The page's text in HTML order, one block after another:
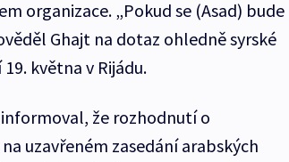
organizace. „Pokud se (Asad) bude
Ghajt na dotaz ohledně syrské
května v Rijádu.
že rozhodnutí o
uzavřeném zasedání arabských